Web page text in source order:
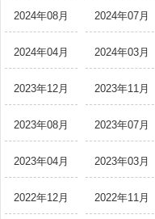
2024年08月 2024年07月
2024年04月 2024年03月
2023年12月 2023年11月
2023年08月 2023年07月
2023年04月 2023年03月
2022年12月 2022年11月